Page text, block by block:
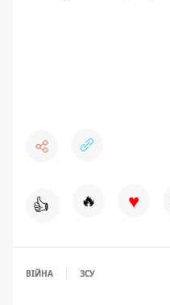
👍 🔥 ♥
ВІЙНА ЗСУ